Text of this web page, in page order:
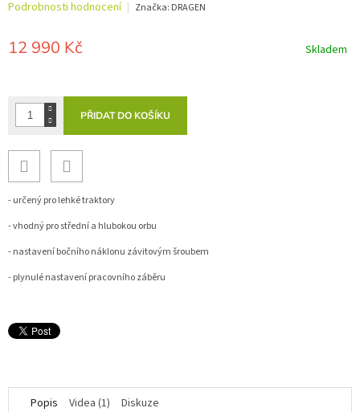
Průměrné
je
0,0
Podrobnosti hodnocení Značka: DRAGEN
12 990 Kč Skladem
PŘIDAT DO KOŠÍKU
- určený pro lehké traktory
- vhodný pro střední a hlubokou orbu
- nastavení bočního náklonu závitovým šroubem
- plynulé nastavení pracovního záběru
Popis Videa (1) Diskuze